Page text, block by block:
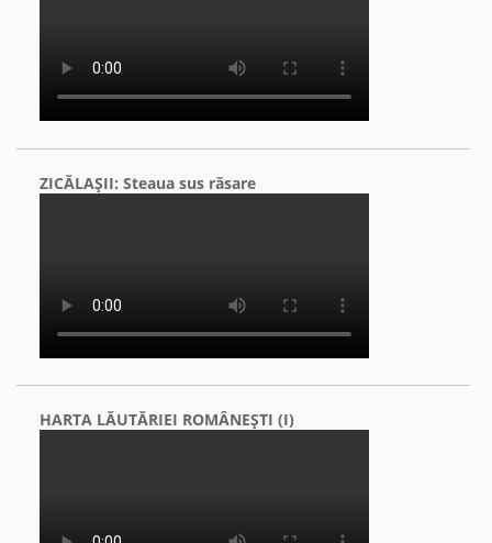
ZICĂLAŞII: Steaua sus răsare
HARTA LĂUTĂRIEI ROMÂNEŞTI (I)